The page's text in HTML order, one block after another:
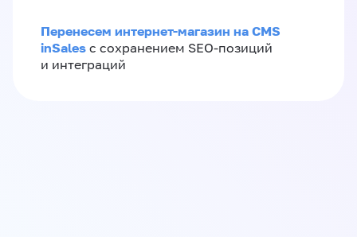
Перенесем интернет-магазин на CMS
inSales с сохранением SEO-позиций
и интеграций